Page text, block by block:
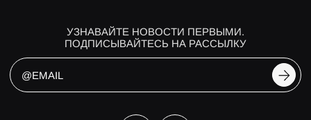
УЗНАВАЙТЕ НОВОСТИ ПЕРВЫМИ.
ПОДПИСЫВАЙТЕСЬ НА РАССЫЛКУ